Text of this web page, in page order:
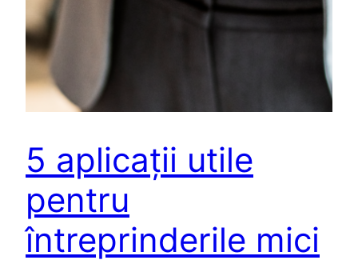
5 aplicații utile
pentru
întreprinderile mici